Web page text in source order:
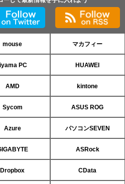
mouse マカフィー
PC HUAWEI
AMD kintone
Sycom ASUS ROG
Azure パソコンSEVEN
ASRock
Dropbox CData